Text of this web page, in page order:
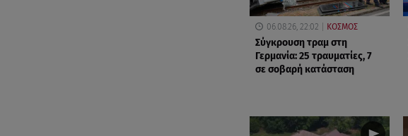
06.08.26, 22:02 ΚΟΣΜΟΣ
Σύγκρουση τραμ στη
Γερμανία: 25 τραυματίες, 7
σε σοβαρή κατάσταση